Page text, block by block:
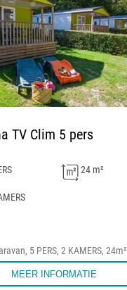
TV Clim 5 pers
24 m²
5 PERS, 2 KAMERS, 24m²
MEER INFORMATIE